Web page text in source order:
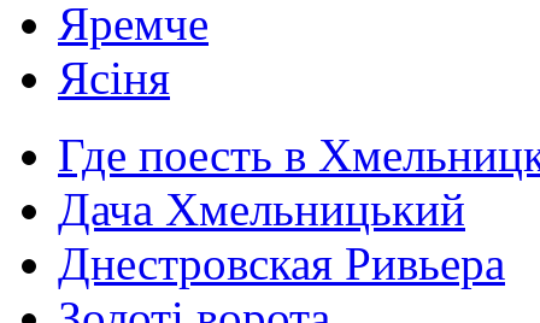
Яремче
Ясіня
Где поесть в
Дача Хмельницький
Днестровская Ривьера